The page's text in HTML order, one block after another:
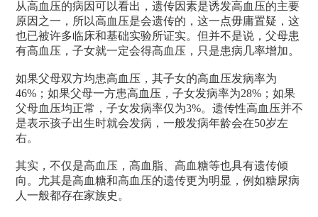
从高血压的病因可以看出，遗传因素是诱发高血压的主要
原因之一，所以高血压是会遗传的，这一点毋庸置疑，这
也已被许多临床和基础实验所证实。但并不是说，父母患
有高血压，子女就一定会得高血压，只是患病几率增加。
如果父母双方均患高血压，其子女的高血压发病率为
46%；如果父母一方患高血压，子女发病率为28%；如果
父母血压均正常，子女发病率仅为3%。遗传性高血压并不
是表示孩子出生时就会发病，一般发病年龄会在50岁左
右。
其实，不仅是高血压，高血脂、高血糖等也具有遗传倾
向。尤其是高血糖和高血压的遗传更为明显，例如糖尿病
人一般都存在家族史。